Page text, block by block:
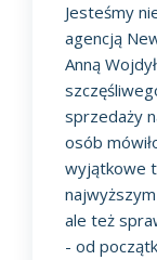
Jesteśmy
agencją
Anną
sprzedaży
osób
wyjątkowe
ale też
- od